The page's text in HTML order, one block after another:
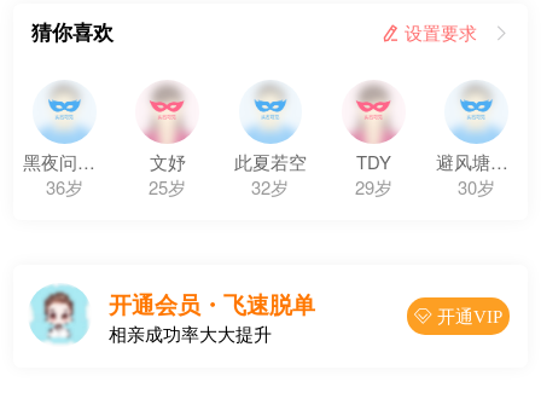
猜你喜欢  设置要求 
黑夜问白天
36岁
文妤
25岁
此夏若空
32岁
TDY
29岁
避风塘炒蟹
30岁
开通会员・飞速脱单
相亲成功率大大提升
 开通VIP